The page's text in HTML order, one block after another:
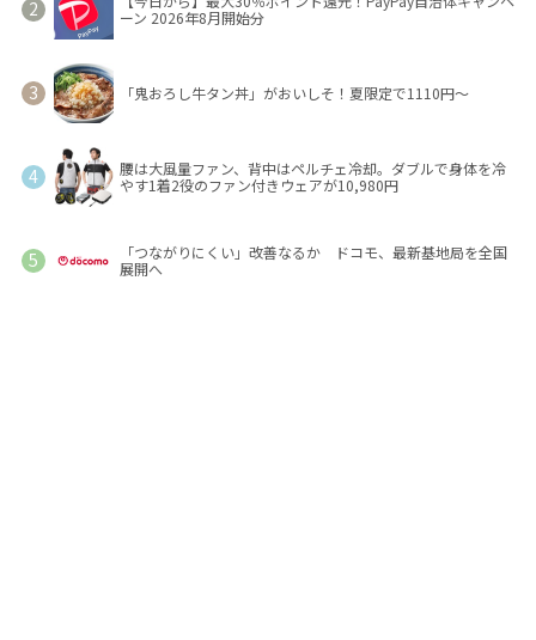
ーン 2026年8月開始分
「鬼おろし牛タン丼」がおいしそ！夏限定で1110円～
腰は大風量ファン、背中はペルチェ冷却。ダブルで身体を冷
やす1着2役のファン付きウェアが10,980円
「つながりにくい」改善なるか ドコモ、最新基地局を全国
展開へ